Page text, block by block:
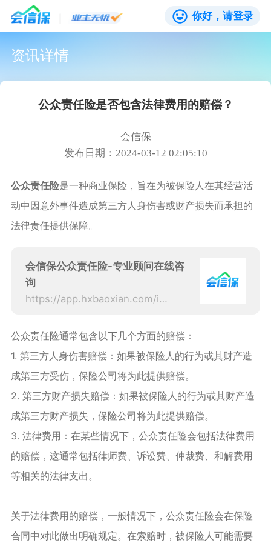
你好，请登录
资讯详情
公众责任险是否包含法律费用的赔偿？
会信保
发布日期：2024-03-12 02:05:10
公众责任险是一种商业保险，旨在为被保险人在其经营活
动中因意外事件造成第三方人身伤害或财产损失而承担的
法律责任提供保障。
会信保公众责任险-专业顾问在线咨
询
https://app.hxbaoxian.com/insurance?p=1&l=20&t=1&c=0&sourceType=web
公众责任险通常包含以下几个方面的赔偿：
1. 第三方人身伤害赔偿：如果被保险人的行为或其财产造
成第三方受伤，保险公司将为此提供赔偿。
2. 第三方财产损失赔偿：如果被保险人的行为或其财产造
成第三方财产损失，保险公司将为此提供赔偿。
3. 法律费用：在某些情况下，公众责任险会包括法律费用
的赔偿，这通常包括律师费、诉讼费、仲裁费、和解费用
等相关的法律支出。
关于法律费用的赔偿，一般情况下，公众责任险会在保险
合同中对此做出明确规定。在索赔时，被保险人可能需要